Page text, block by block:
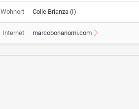
Wohnort Colle Brianza (I)
Internet marcobonanomi.com